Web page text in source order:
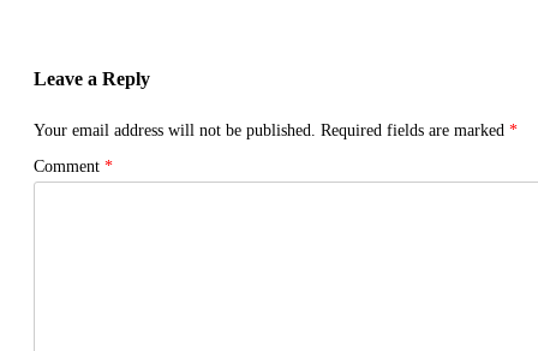
Leave a Reply
Your email address will not be published. Required fields are marked *
Comment *